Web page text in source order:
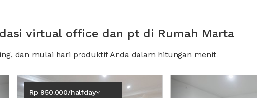
virtual office dan pt di Rumah Marta
dan mulai hari produktif Anda dalam hitungan menit.
Next2
Rp 950.000/halfday